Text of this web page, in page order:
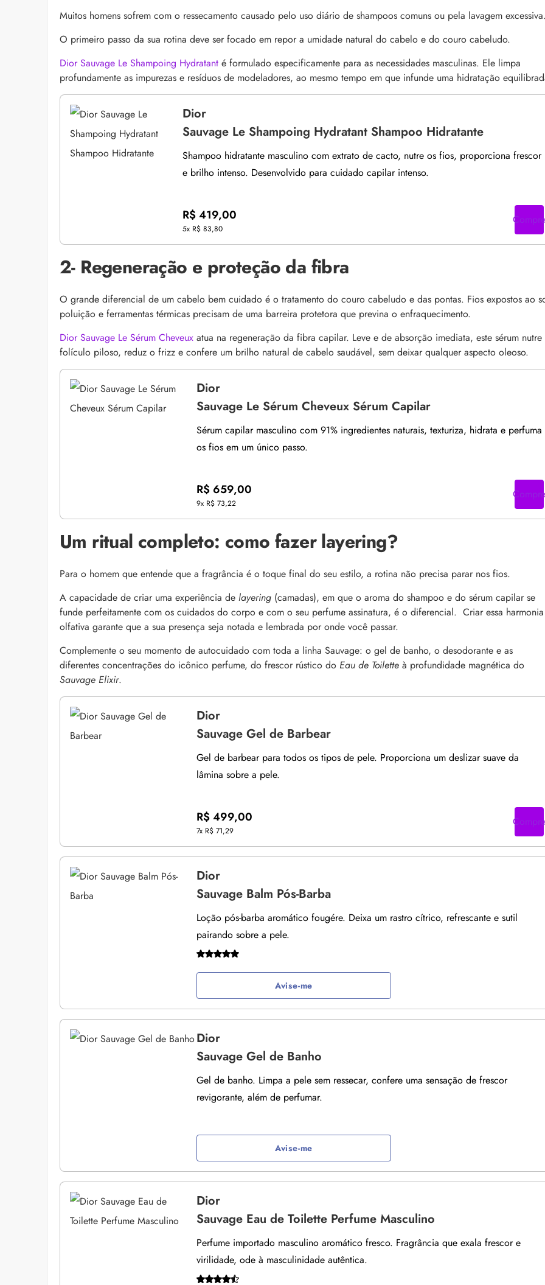
Muitos homens sofrem com o ressecamento causado pelo uso diário de shampoos comuns ou pela lavagem
O primeiro passo da sua rotina deve ser focado em repor a umidade natural do cabelo e do couro cabeludo.
Dior Sauvage Le Shampoing Hydratant é formulado especificamente para as necessidades masculinas. Ele limpa
profundamente as impurezas e resíduos de modeladores, ao mesmo tempo em que infunde uma hidratação
Dior
Sauvage Le Shampoing Hydratant Shampoo Hidratante
Shampoo hidratante masculino com extrato de cacto, nutre os fios, proporciona frescor
e brilho intenso. Desenvolvido para cuidado capilar intenso.
R$ 419,00
5x R$ 83,80
Compre
2- Regeneração e proteção da fibra
O grande diferencial de um cabelo bem cuidado é o tratamento do couro cabeludo e das pontas. Fios expostos ao
poluição e ferramentas térmicas precisam de uma barreira protetora que previna o enfraquecimento.
Dior Sauvage Le Sérum Cheveux atua na regeneração da fibra capilar. Leve e de absorção imediata, este sérum
folículo piloso, reduz o frizz e confere um brilho natural de cabelo saudável, sem deixar qualquer aspecto oleoso.
Dior
Sauvage Le Sérum Cheveux Sérum Capilar
Sérum capilar masculino com 91% ingredientes naturais, texturiza, hidrata e perfuma
os fios em um único passo.
R$ 659,00
9x R$ 73,22
Compre
Um ritual completo: como fazer layering?
Para o homem que entende que a fragrância é o toque final do seu estilo, a rotina não precisa parar nos fios.
A capacidade de criar uma experiência de layering (camadas), em que o aroma do shampoo e do sérum capilar se
funde perfeitamente com os cuidados do corpo e com o seu perfume assinatura, é o diferencial. Criar essa harmonia
olfativa garante que a sua presença seja notada e lembrada por onde você passar.
Complemente o seu momento de autocuidado com toda a linha Sauvage: o gel de banho, o desodorante e as
diferentes concentrações do icônico perfume, do frescor rústico do Eau de Toilette à profundidade magnética do
Sauvage Elixir.
Dior
Sauvage Gel de Barbear
Gel de barbear para todos os tipos de pele. Proporciona um deslizar suave da
lâmina sobre a pele.
R$ 499,00
7x R$ 71,29
Compre
Dior
Sauvage Balm Pós-Barba
Loção pós-barba aromático fougére. Deixa um rastro cítrico, refrescante e sutil
pairando sobre a pele.
Avise-me
Dior
Sauvage Gel de Banho
Gel de banho. Limpa a pele sem ressecar, confere uma sensação de frescor
revigorante, além de perfumar.
Avise-me
Dior
Sauvage Eau de Toilette Perfume Masculino
Perfume importado masculino aromático fresco. Fragrância que exala frescor e
virilidade, ode à masculinidade autêntica.